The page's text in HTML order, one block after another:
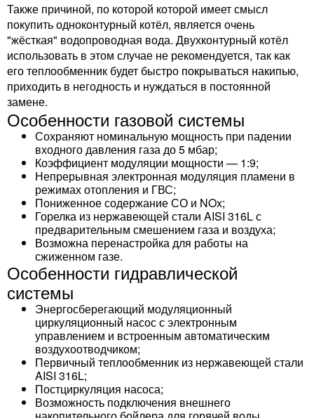
Также причиной, по которой которой имеет смысл
покупить одноконтурный котёл, является очень
"жёсткая" водопроводная вода. Двухконтурный котёл
использовать в этом случае не рекомендуется, так как
его теплообменник будет быстро покрываться накипью,
приходить в негодность и нуждаться в постоянной
замене.
Особенности газовой системы
Сохраняют номинальную мощность при падении
входного давления газа до 5 мбар;
Коэффициент модуляции мощности — 1:9;
Непрерывная электронная модуляция пламени в
режимах отопления и ГВС;
Пониженное содержание СО и NOx;
Горелка из нержавеющей стали AISI 316L с
предварительным смешением газа и воздуха;
Возможна перенастройка для работы на
сжиженном газе.
Особенности гидравлической
системы
Энергосберегающий модуляционный
циркуляционный насос с электронным
управлением и встроенным автоматическим
воздухоотводчиком;
Первичный теплообменник из нержавеющей стали
AISI 316L;
Постциркуляция насоса;
Возможность подключения внешнего